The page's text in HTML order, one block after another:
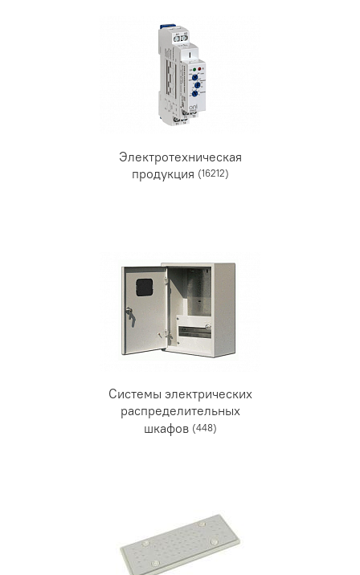
Электротехническая
продукция (16212)
Системы электрических
распределительных
шкафов (448)